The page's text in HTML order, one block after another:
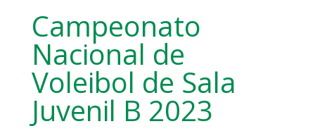
Campeonato
Nacional de
Voleibol de Sala
Juvenil B 2023